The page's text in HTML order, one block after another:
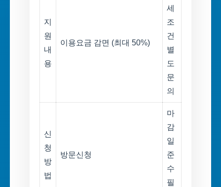
지
원
내
용
이용요금 감면 (최대 50%)
세
조
건
별
도
문
의
신
청
방
법
방문신청
마
감
일
준
수
필